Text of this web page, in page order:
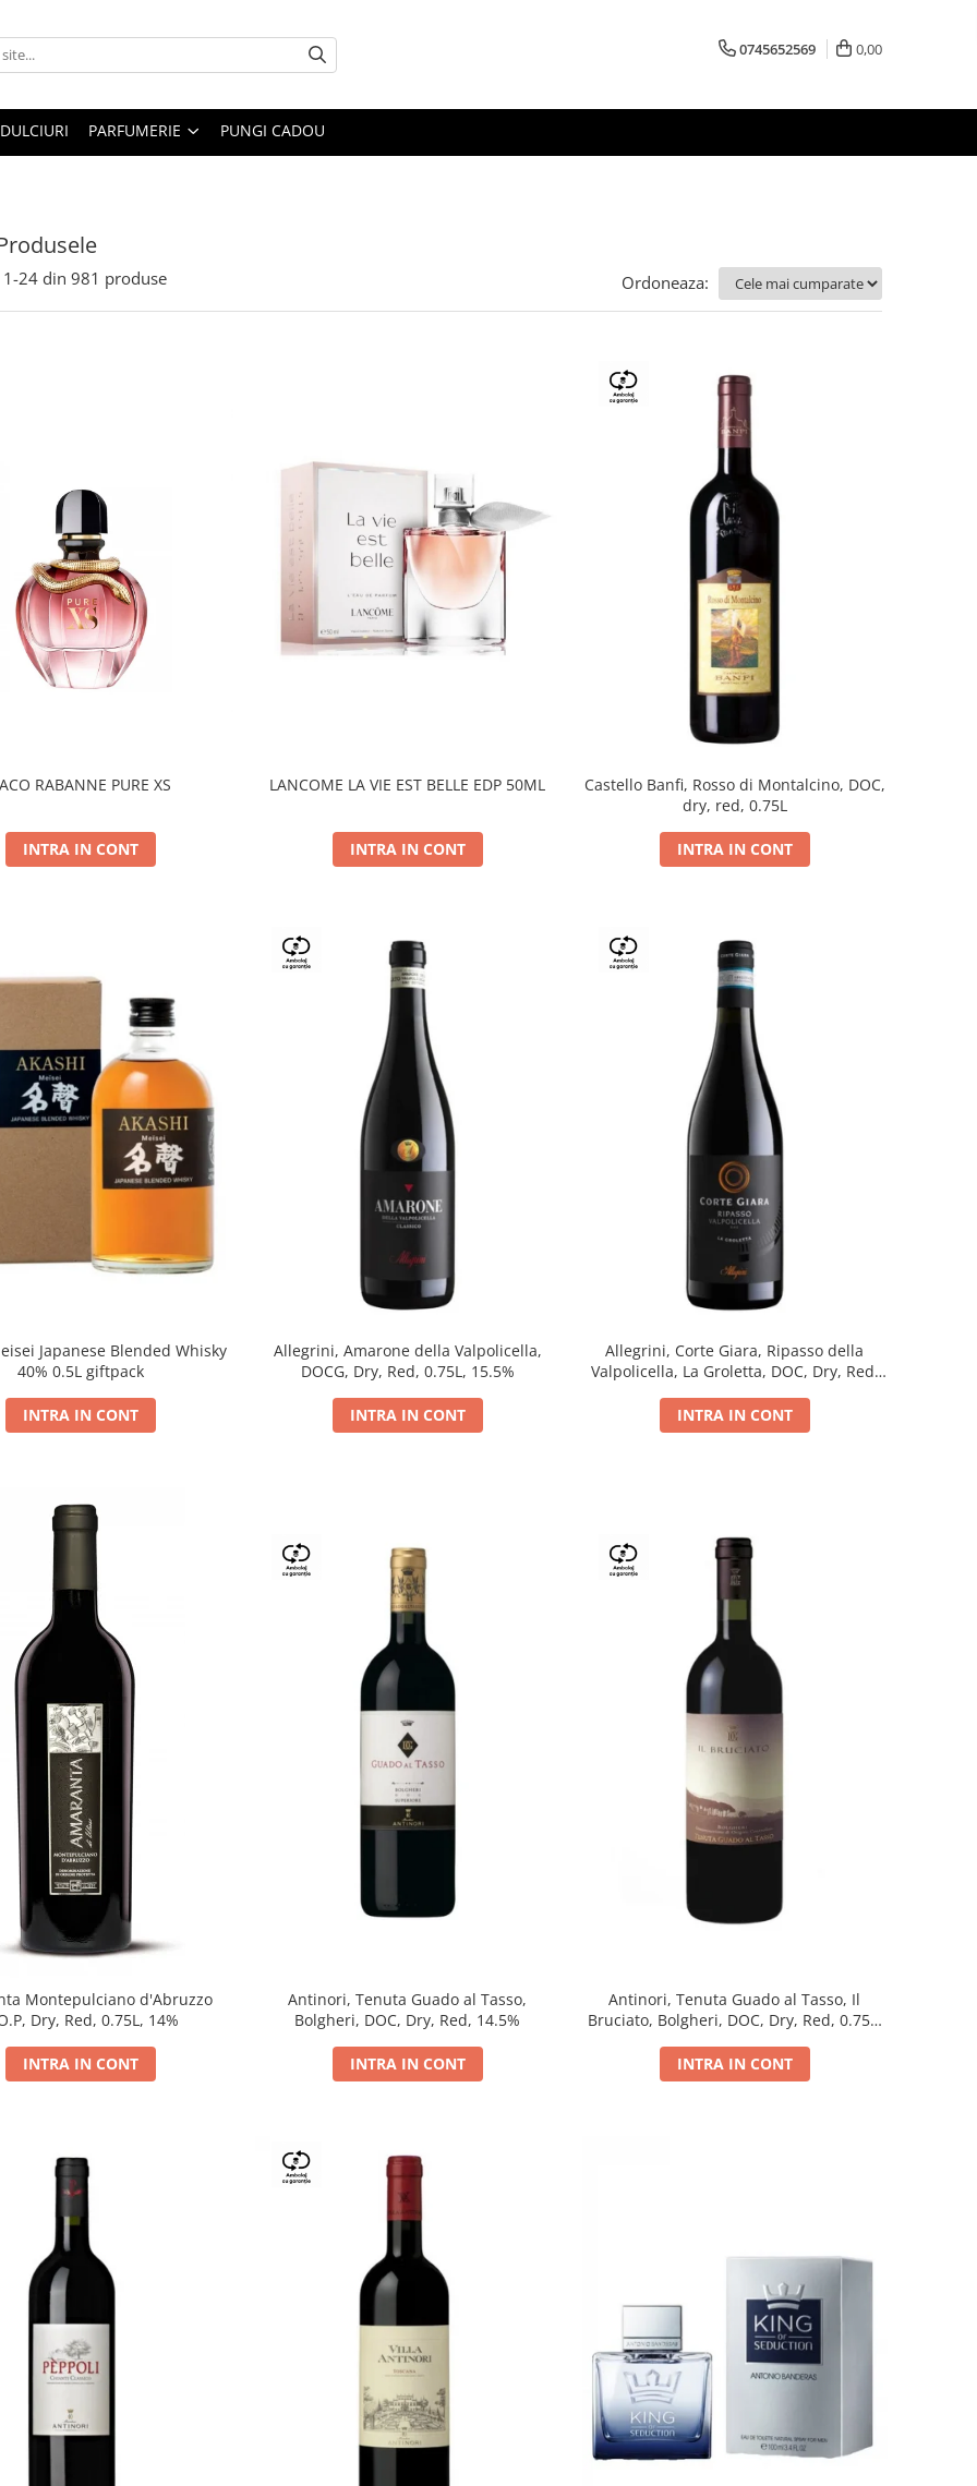
0745652569 0,00
DULCIURI PARFUMERIE PUNGI CADOU
1-24 din 981 produse Ordoneaza:
RABANNE PURE XS
INTRA IN CONT
LANCOME LA VIE EST BELLE EDP 50ML
INTRA IN CONT
Castello Banfi, Rosso di Montalcino, DOC,
dry, red, 0.75L
INTRA IN CONT
Japanese Blended Whisky
40% 0.5L giftpack
INTRA IN CONT
Allegrini, Amarone della Valpolicella,
DOCG, Dry, Red, 0.75L, 15.5%
INTRA IN CONT
Allegrini, Corte Giara, Ripasso della
Valpolicella, La Groletta, DOC, Dry, Red,
INTRA IN CONT
Montepulciano d'Abruzzo
Dry, Red, 0.75L, 14%
INTRA IN CONT
Antinori, Tenuta Guado al Tasso,
Bolgheri, DOC, Dry, Red, 14.5%
INTRA IN CONT
Antinori, Tenuta Guado al Tasso, Il
Bruciato, Bolgheri, DOC, Dry, Red, 0.75L,
INTRA IN CONT